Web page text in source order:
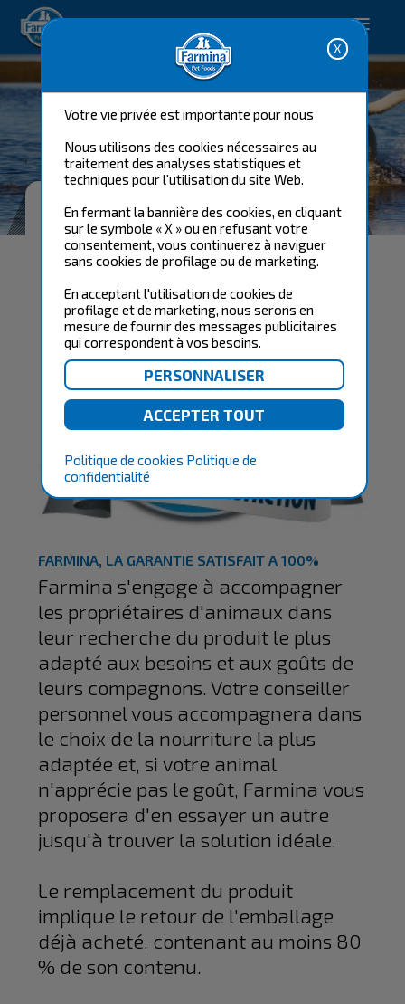
Votre vie privée est importante pour nous
Nous utilisons des cookies nécessaires au
traitement des analyses statistiques et
techniques pour l'utilisation du site Web.
En fermant la bannière des cookies, en cliquant
sur le symbole « X » ou en refusant votre
consentement, vous continuerez à naviguer
sans cookies de profilage ou de marketing.
En acceptant l'utilisation de cookies de
profilage et de marketing, nous serons en
mesure de fournir des messages publicitaires
qui correspondent à vos besoins.
Politique de cookies Politique de
confidentialité
Happy pet. Happy you.
FARMINA
FARMINA, LA GARANTIE SATISFAIT A 100%
Farmina s'engage à accompagner
les propriétaires d'animaux dans
leur recherche du produit le plus
adapté aux besoins et aux goûts de
leurs compagnons. Votre conseiller
personnel vous accompagnera dans
le choix de la nourriture la plus
adaptée et, si votre animal
n'apprécie pas le goût, Farmina vous
proposera d'en essayer un autre
jusqu'à trouver la solution idéale.
Le remplacement du produit
implique le retour de l'emballage
déjà acheté, contenant au moins 80
% de son contenu.